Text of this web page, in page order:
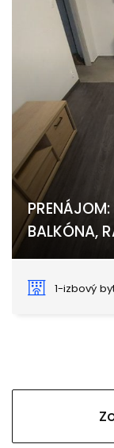
PRENÁJOM:
BALKÓNA,
1-izbový